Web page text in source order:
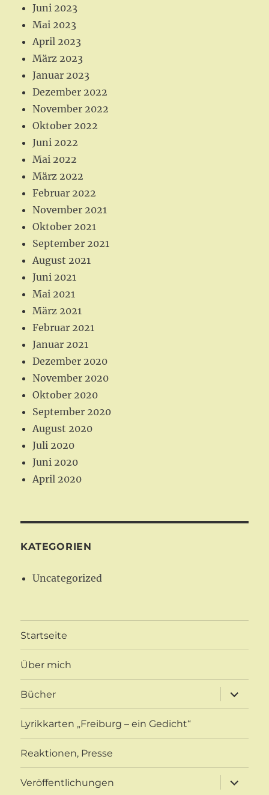
Juni 2023
Mai 2023
April 2023
März 2023
Januar 2023
Dezember 2022
November 2022
Oktober 2022
Juni 2022
Mai 2022
März 2022
Februar 2022
November 2021
Oktober 2021
September 2021
August 2021
Juni 2021
Mai 2021
März 2021
Februar 2021
Januar 2021
Dezember 2020
November 2020
Oktober 2020
September 2020
August 2020
Juli 2020
Juni 2020
April 2020
KATEGORIEN
Uncategorized
Startseite
Über mich
Bücher
öffnen
Lyrikkarten „Freiburg – ein Gedicht“
Reaktionen, Presse
Veröffentlichungen
öffnen